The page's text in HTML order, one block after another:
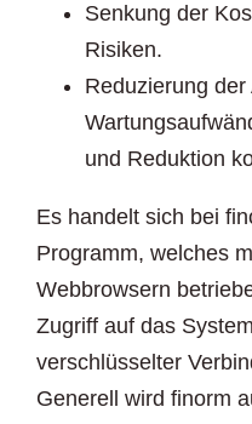
Senkung der
Risiken.
Reduzierung
und Reduktion
Es handelt sich bei
Programm, welches
Webbrowsern
Zugriff auf das
verschlüsselter
Generell wird finorm